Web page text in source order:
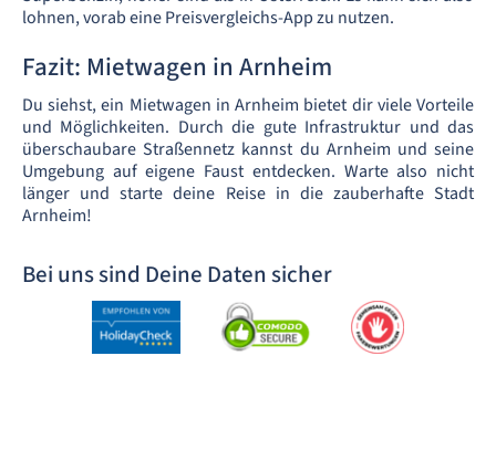
lohnen, vorab eine Preisvergleichs-App zu nutzen.
Fazit: Mietwagen in Arnheim
Du siehst, ein Mietwagen in Arnheim bietet dir viele Vorteile
und Möglichkeiten. Durch die gute Infrastruktur und das
überschaubare Straßennetz kannst du Arnheim und seine
Umgebung auf eigene Faust entdecken. Warte also nicht
länger und starte deine Reise in die zauberhafte Stadt
Arnheim!
Bei uns sind Deine Daten sicher